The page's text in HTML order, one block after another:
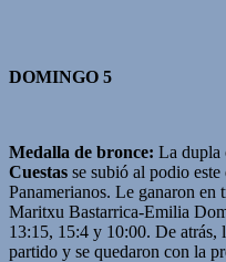
DOMINGO 5
Medalla de bronce: La dupla
Cuestas se subió al podio
Panamerianos. Le ganaron
Maritxu Bastarrica-Emilia
13:15, 15:4 y 10:00. De atrás,
partido y se quedaron con la